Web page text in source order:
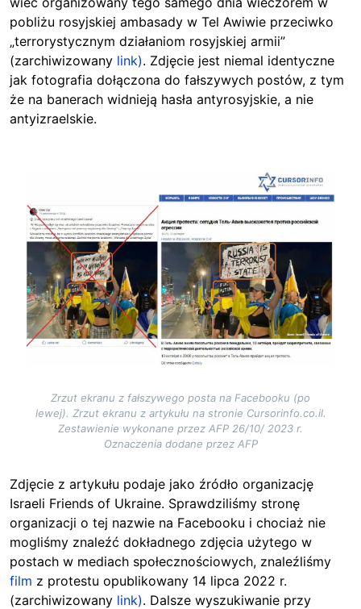
pobliżu rosyjskiej ambasady w Tel Awiwie przeciwko
„terrorystycznym działaniom rosyjskiej armii”
(zarchiwizowany link). Zdjęcie jest niemal identyczne
jak fotografia dołączona do fałszywych postów, z tym
że na banerach widnieją hasła antyrosyjskie, a nie
antyizraelskie.
Zrzut ekranu z fałszywego posta na Facebooku (po
lewej). Zrzut ekranu z artykułu na stronie Cursorinfo.co.il.
Zestawienie wykonane przez AFP 26/10/ 2023 r.
Oznaczenia dodane przez AFP
Zdjęcie z artykułu podaje jako źródło organizację
Israeli Friends of Ukraine. Sprawdziliśmy stronę
organizacji o tej nazwie na Facebooku i chociaż nie
mogliśmy znaleźć dokładnego zdjęcia użytego w
postach w mediach społecznościowych, znaleźliśmy
film z protestu opublikowany 14 lipca 2022 r.
(zarchiwizowany link). Dalsze wyszukiwanie przy